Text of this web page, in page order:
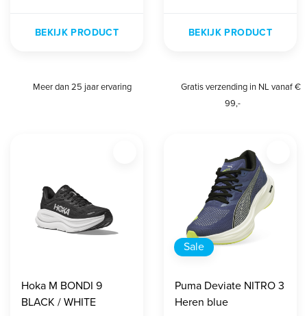
BEKIJK PRODUCT BEKIJK PRODUCT
Meer dan 25 jaar ervaring
Gratis verzending in NL vanaf €
99,-
Hoka M BONDI 9
BLACK / WHITE
Sale
Puma Deviate NITRO 3
Heren blue